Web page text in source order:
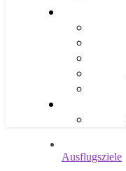
Ausflugsziele